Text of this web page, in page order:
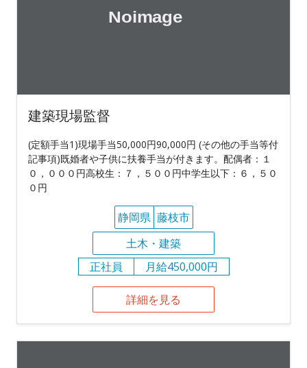
建築現場監督
(定額手当1)現場手当50,000円90,000円 (その他の手当等付
記事項)既婚者や子供に扶養手当が付きます。配偶者：１
０，０００円高校生：７，５００円中学生以下：６，５０
０円
静岡県 藤枝市
土木・建築
正社員
月給450,000円
詳細を見る